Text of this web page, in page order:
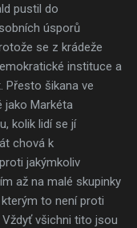
pustil do
úsporů
se z krádeže
instituce a
Přesto šikana ve
jako Markéta
kolik lidí se jí
chová k
jakýmkoliv
až na malé skupinky
to není proti
Vždyť všichni tito jsou